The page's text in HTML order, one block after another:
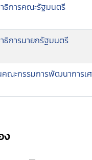
ธิการคณะรัฐมนตรี
ธิการนายกรัฐมนตรี
ณะกรรมการพัฒนาการเ
ง